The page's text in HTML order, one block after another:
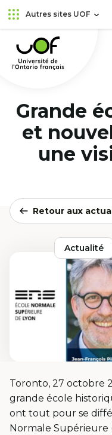
Aller
au
principal
Passer
au
contenu
Autres sites UOF
Université
de
l'Ontario
Grande
et
une
Retour aux
Actualité
Toronto, 27 octobre
grande école
ont tout pour se
Normale Supérieure